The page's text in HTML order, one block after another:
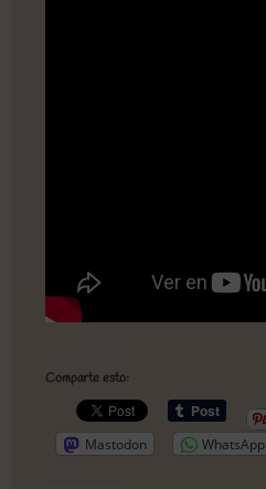
Comparte esto:
Mastodon
WhatsApp